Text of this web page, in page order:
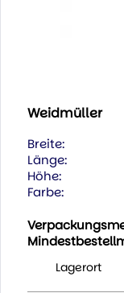
Weidmüller
Breite:
Länge:
Höhe:
Farbe:
Lagerort